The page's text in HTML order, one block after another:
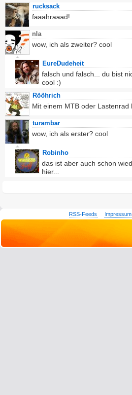
rucksack
faaahraaad!
nla
wow, ich als zweiter? cool
EureDudeheit
falsch und falsch... du bist
cool :)
Rööhrich
Mit einem MTB oder
turambar
wow, ich als erster? cool
Robinho
das ist aber auch schon
hier...
RSS-Feeds Impressum